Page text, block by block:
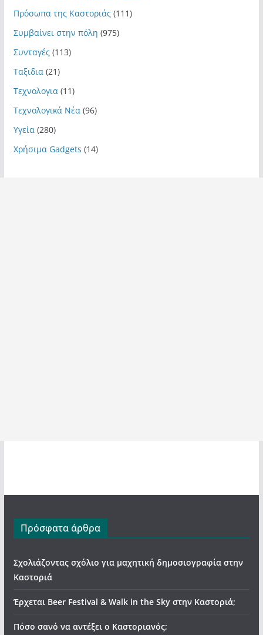
Πρόσωπα της Καστοριάς(111)
Συμβαίνει στην πόλη (975)
Συνταγές(113)
Ταξιδια (21)
Τεχνολογια (11)
Τεχνολογικά Νέα (96)
Υγεία (280)
Χρήσιμα Gadgets (14)
Πρόσφατα άρθρα
Σχολιάζοντας σχόλιο για μαχητική δημοσιογραφία στην
Καστοριά
Έρχεται Beer Festival & Walk in the Sky στην Καστοριά;
Πόσο σανό να αντέξει ο Καστοριανός;